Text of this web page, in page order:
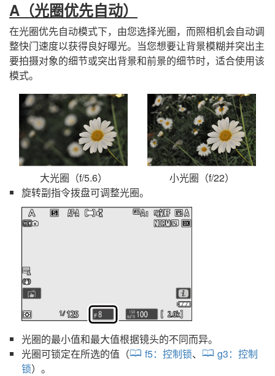
A （光圈优先自动）
在光圈优先自动模式下，由您选择光圈，而照相机会自动调
整快门速度以获得良好曝光。当您想要让背景模糊并突出主
要拍摄对象的细节或突出背景和前景的细节时，适合使用该
模式。
大光圈（f/5.6）
小光圈（f/22）
旋转副指令拨盘可调整光圈。
光圈的最小值和最大值根据镜头的不同而异。
光圈可锁定在所选的值（
f5：控制锁、 g3：控制
锁）。